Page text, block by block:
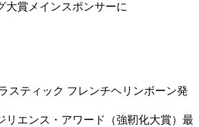
大賞メインスポンサーに
スティック フレンチヘリンボーン発
リエンス・アワード（強靭化大賞）最